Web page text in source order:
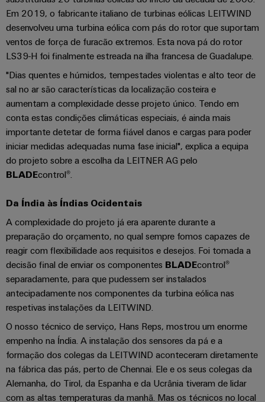
Centro
de
dados
e
produtos
para
de
dados
-
eficientes,
fiáveis,
escaláveis
Construção
naval
Soluções
de
ligação
abrangentes
para
setor
marítimo
Energia
eólica
Excelência
operacional
em
energia
Industrial
5G
Single
Ethernet
Quadro
e
campo
Cablagem
de
Construção
inteligente
de
quadros
Medição
inteligente
Soluções
para
o
ambiente
entrada
de
cabos
de
conexão,
cabos
patch
e
cabos
Cablagem
do
CLP
e
soluções
de
migração
Interfaces
de
serviço
Caixas
de
engenharia
digital
Weidmüller
Configurator
Serviços
de
conector
PCB
Serviços
laboratório
Suporte
Apoio
técnico
Conformidade
com
produtos
ambientais
PSIRT
Eventos
Promoções
Newsletter
Distribuidores
Tabela
de
Preços
VISÃO
GERAL
de
gestão
e
Certificados
Orange
Mag
|
Revista
do
cliente
nossa
Gerência
Nossos
parceiros
Distribuição
IIoT
e
a
rede
de
Em 2019, o fabricante italiano de turbinas eólicas LEITWIND
desenvolveu uma turbina eólica com pás do rotor que suportam
ventos de força de furacão extremos. Esta nova pá do rotor
LS39-H foi finalmente estreada na ilha francesa de Guadalupe.
"Dias quentes e húmidos, tempestades violentas e alto teor de
sal no ar são características da localização costeira e
aumentam a complexidade desse projeto único. Tendo em
conta estas condições climáticas especiais, é ainda mais
importante detetar de forma fiável danos e cargas para poder
iniciar medidas adequadas numa fase inicial", explica a equipa
do projeto sobre a escolha da LEITNER AG pelo
BLADEcontrol®.
Da Índia às Índias Ocidentais
A complexidade do projeto já era aparente durante a
preparação do orçamento, no qual sempre fomos capazes de
reagir com flexibilidade aos requisitos e desejos. Foi tomada a
decisão final de enviar os componentes BLADEcontrol®
separadamente, para que pudessem ser instalados
antecipadamente nos componentes da turbina eólica nas
respetivas instalações da LEITWIND.
O nosso técnico de serviço, Hans Reps, mostrou um enorme
empenho na Índia. A instalação dos sensores da pá e a
formação dos colegas da LEITWIND aconteceram diretamente
na fábrica das pás, perto de Chennai. Ele e os seus colegas da
Alemanha, do Tirol, da Espanha e da Ucrânia tiveram de lidar
com as altas temperaturas da manhã. Mas os técnicos no local